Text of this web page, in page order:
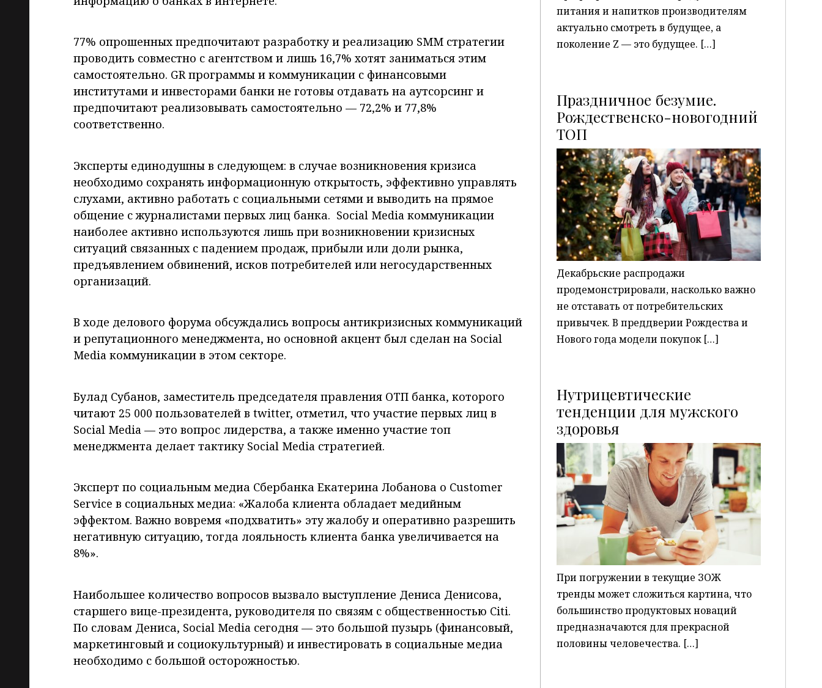
77% опрошенных предпочитают разработку и реализацию SMM стратегии
проводить совместно с агентством и лишь 16,7% хотят заниматься этим
самостоятельно. GR программы и коммуникации с финансовыми
институтами и инвесторами банки не готовы отдавать на аутсорсинг и
предпочитают реализовывать самостоятельно — 72,2% и 77,8%
соответственно.
Эксперты единодушны в следующем: в случае возникновения кризиса
необходимо сохранять информационную открытость, эффективно управлять
слухами, активно работать с социальными сетями и выводить на прямое
общение с журналистами первых лиц банка. Social Media коммуникации
наиболее активно используются лишь при возникновении кризисных
ситуаций связанных с падением продаж, прибыли или доли рынка,
предъявлением обвинений, исков потребителей или негосударственных
организаций.
В ходе делового форума обсуждались вопросы антикризисных коммуникаций
и репутационного менеджмента, но основной акцент был сделан на Social
Media коммуникации в этом секторе.
Булад Субанов, заместитель председателя правления ОТП банка, которого
читают 25 000 пользователей в twitter, отметил, что участие первых лиц в
Social Media — это вопрос лидерства, а также именно участие топ
менеджмента делает тактику Social Media стратегией.
Эксперт по социальным медиа Сбербанка Екатерина Лобанова о Customer
Service в социальных медиа: «Жалоба клиента обладает медийным
эффектом. Важно вовремя «подхватить» эту жалобу и оперативно разрешить
негативную ситуацию, тогда лояльность клиента банка увеличивается на
8%».
Наибольшее количество вопросов вызвало выступление Дениса Денисова,
старшего вице-президента, руководителя по связям с общественностью Citi.
По словам Дениса, Social Media сегодня — это большой пузырь (финансовый,
маркетинговый и социокультурный) и инвестировать в социальные медиа
необходимо с большой осторожностью.
питания и напитков производителям
актуально смотреть в будущее, а
поколение Z — это будущее. […]
Праздничное безумие.
Рождественско-новогодний
ТОП
P
Декабрьские распродажи
продемонстрировали, насколько важно
не отставать от потребительских
привычек. В преддверии Рождества и
Нового года модели покупок […]
Нутрицевтические
тенденции для мужского
здоровья P
При погружении в текущие ЗОЖ
тренды может сложиться картина, что
большинство продуктовых новаций
предназначаются для прекрасной
половины человечества. […]